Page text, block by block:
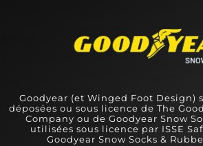
Goodyear (et Winged Foot Design)
déposées ou sous licence de The
Company ou de Goodyear Snow
utilisées sous licence par ISSE
Goodyear Snow Socks &